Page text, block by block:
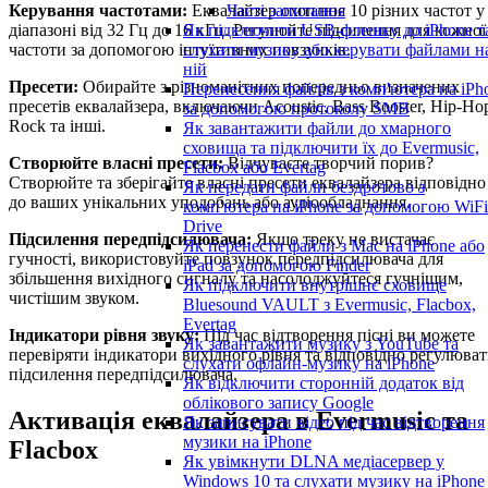
Часті запитання
Як підключити USB-флешку до iPhone
слухати музику або керувати файлами
ній
Перенесення файлів з комп'ютера на
за допомогою протоколу SMB
Як завантажити файли до хмарного
сховища та підключити їх до Evermusic,
Flacbox або Evertag
Як передати файли бездротово з
комп'ютера на iPhone за допомогою
Drive
Як перенести файли з Mac на iPhone або
iPad за допомогою Finder
Як підключити внутрішнє сховище
Bluesound VAULT з Evermusic, Flacbox,
Evertag
Як завантажити музику з YouTube та
слухати офлайн-музику на iPhone
Як відключити сторонній додаток від
облікового запису Google
Як записувати відео під час відтворення
музики на iPhone
Як увімкнути DLNA медіасервер у
Windows 10 та слухати музику на iPhone
Керування частотами: Еквалайзер охоплює 10 різних частот у
діапазоні від 32 Гц до 16 кГц. Регулюйте підсилення для кожної
частоти за допомогою інтуїтивних повзунків.
Пресети: Обирайте з різноманітних попередньо визначених
пресетів еквалайзера, включаючи Acoustic, Bass Booster, Hip-
Rock та інші.
Створюйте власні пресети:Відчуваєте творчий порив?
Створюйте та зберігайте власні пресети еквалайзера відповідно
до ваших унікальних уподобань або аудіообладнання.
Підсилення передпідсилювача:Якщо треку не вистачає
гучності, використовуйте повзунок передпідсилювача для
збільшення вихідного сигналу та насолоджуйтеся гучнішим,
чистішим звуком.
Індикатори рівня звуку:Під час відтворення пісні ви можете
перевіряти індикатори вихідного рівня та відповідно
підсилення передпідсилювача.
Активація еквалайзера в Evermusic та
Flacbox